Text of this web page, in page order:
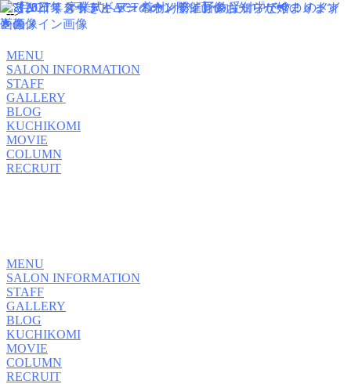
-->
MENU
SALON INFORMATION
STAFF
GALLERY
BLOG
KUCHIKOMI
MOVIE
COLUMN
RECRUIT
MENU
SALON INFORMATION
STAFF
GALLERY
BLOG
KUCHIKOMI
MOVIE
COLUMN
RECRUIT